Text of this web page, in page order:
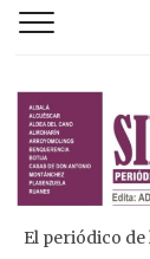
El periódico